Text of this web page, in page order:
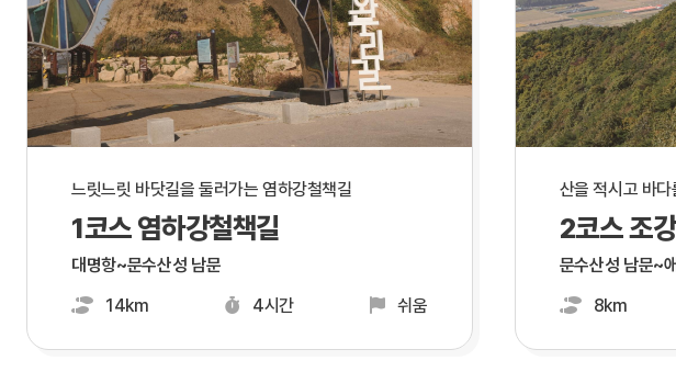
느릿느릿 바닷길을 둘러가는 염하강철책길
1코스 염하강철책길
대명항~문수산성 남문
14km
4시간 쉬움
산을 적시고 바
2코스 조
문수산성 남문~
8km